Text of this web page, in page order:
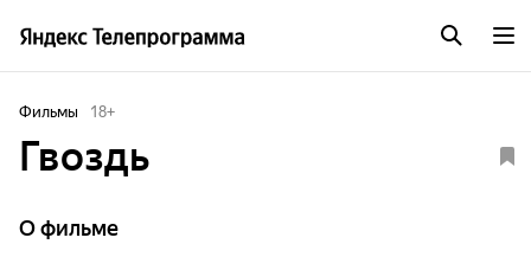
Фильмы 18+
Гвоздь
О фильме